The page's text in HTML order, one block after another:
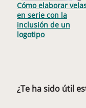
Cómo elaborar
en serie con la
inclusión de un
logotipo
¿Te ha sido útil